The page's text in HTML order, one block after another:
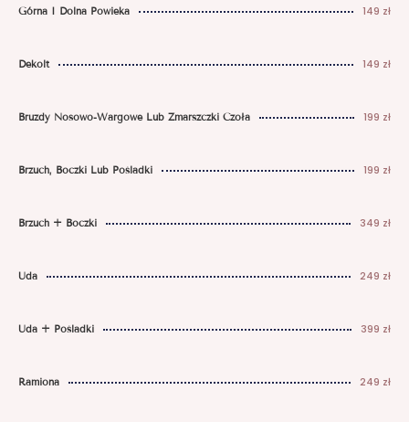
Górna I Dolna Powieka 149 zł
Dekolt 149 zł
Bruzdy Nosowo-Wargowe Lub Zmarszczki Czoła 199 zł
Brzuch, Boczki Lub Pośladki 199 zł
Brzuch + Boczki 349 zł
Uda 249 zł
Uda + Pośladki 399 zł
Ramiona 249 zł